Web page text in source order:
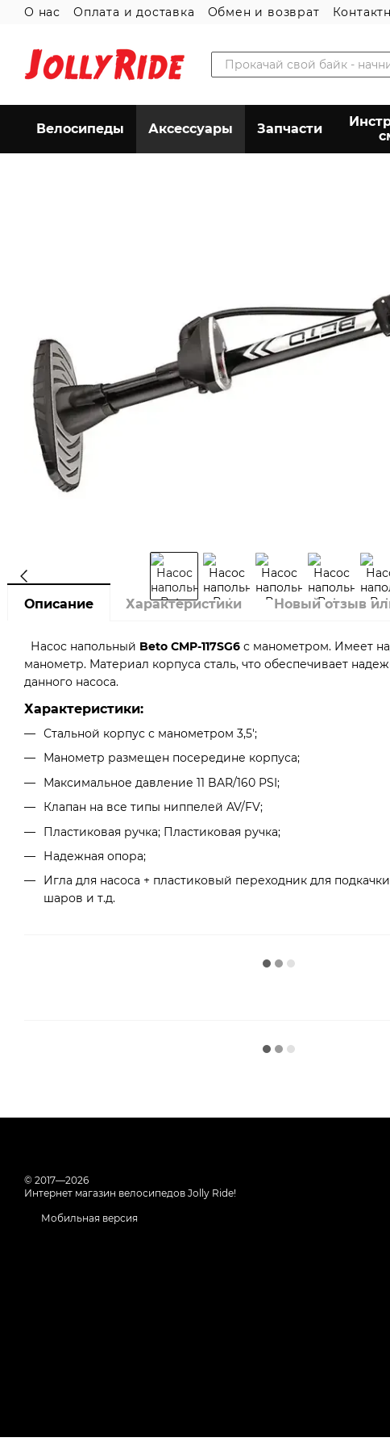
Перейти к основному контенту
О нас Оплата и доставка Обмен и возврат
Велосипеды Аксессуары Запчасти
Описание Характеристики Новый отзыв
Насос напольный Beto CMP-117SG6 с манометром. Имеет
манометр. Материал корпуса сталь, что обеспечивает
данного насоса.
Характеристики:
Стальной корпус с манометром 3,5';
Манометр размещен посередине корпуса;
Максимальное давление 11 BAR/160 PSI;
Клапан на все типы ниппелей AV/FV;
Пластиковая ручка; Пластиковая ручка;
Надежная опора;
Игла для насоса + пластиковый переходник для
шаров и т.д.
© 2017—2026
Интернет магазин велосипедов Jolly Ride!
Мобильная версия